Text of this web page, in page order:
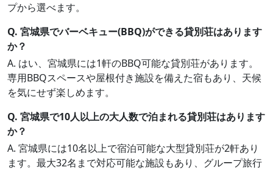
プから選べます。
Q. 宮城県でバーベキュー(BBQ)ができる貸別荘はあります
か？
A. はい、宮城県には1軒のBBQ可能な貸別荘があります。
専用BBQスペースや屋根付き施設を備えた宿もあり、天候
を気にせず楽しめます。
Q. 宮城県で10人以上の大人数で泊まれる貸別荘はあります
か？
A. 宮城県には10名以上で宿泊可能な大型貸別荘が2軒あり
ます。最大32名まで対応可能な施設もあり、グループ旅行